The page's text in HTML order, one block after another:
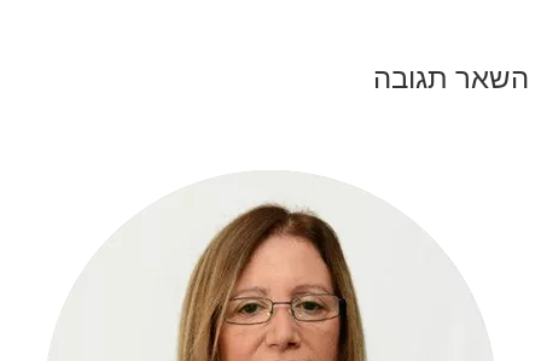
השאר תגובה